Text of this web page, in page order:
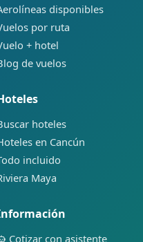
disponibles
por ruta
+ hotel
de vuelos
hoteles
en Cancún
incluido
Maya
Cotizar con asistente